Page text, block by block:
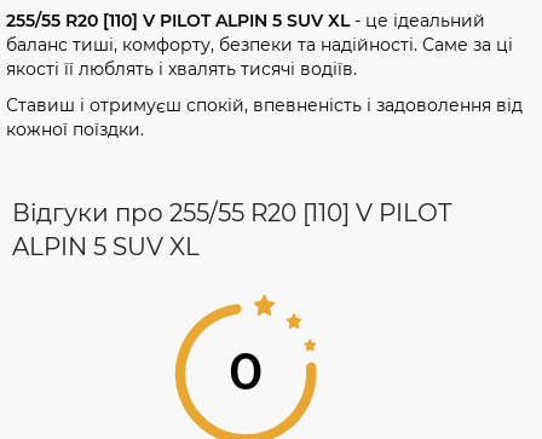
255/55 R20 [110] V PILOT ALPIN 5 SUV XL- це ідеальний
баланс тиші, комфорту, безпеки та надійності. Саме за ці
якості її люблять і хвалять тисячі водіїв.
Ставиш і отримуєш спокій, впевненість і задоволення від
кожної поїздки.
Відгуки про 255/55 R20 [110] V PILOT
ALPIN 5 SUV XL
0